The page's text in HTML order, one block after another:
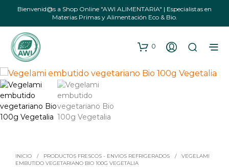
Bienvenid@s a Shop Online "AWI ALIMENTARIA" | Especialistas en
Materias Primas y Alimentación Eco & Bio.
0
INICIO / PRODUCTOS FRESCOS - ENVIOS REFRIGERADOS /
VEGELAMI
EMBUTIDO VEGETARIANO BIO 100G VEGETALIA